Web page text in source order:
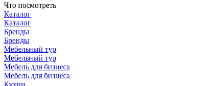
Что посмотреть
Каталог
Каталог
Бренды
Бренды
Мебельный тур
Мебельный тур
Мебель для бизнеса
Мебель для бизнеса
Кухни